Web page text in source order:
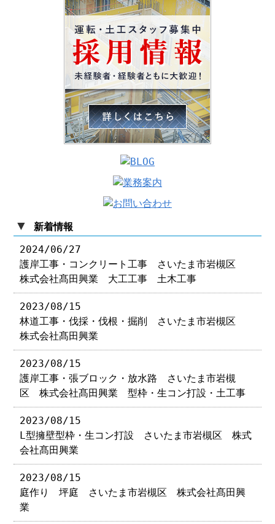
▼ 新着情報
2024/06/27
護岸工事・コンクリート工事 さいたま市岩槻区
株式会社髙田興業 大工工事 土木工事
2023/08/15
林道工事・伐採・伐根・掘削 さいたま市岩槻区
株式会社髙田興業
2023/08/15
護岸工事・張ブロック・放水路 さいたま市岩槻
区 株式会社髙田興業 型枠・生コン打設・土工事
2023/08/15
L型擁壁型枠・生コン打設 さいたま市岩槻区 株式
会社髙田興業
2023/08/15
庭作り 坪庭 さいたま市岩槻区 株式会社髙田興
業